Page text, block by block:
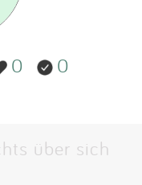
0 0
über sich